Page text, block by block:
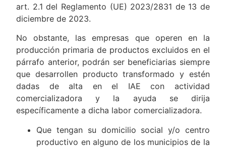
art. 2.1 del Reglamento (UE) 2023/2831 de 13 de
diciembre de 2023.
No obstante, las empresas que operen en la
producción primaria de productos excluidos en el
párrafo anterior, podrán ser beneficiarias siempre
que desarrollen producto transformado y estén
dadas de alta en el IAE con actividad
comercializadora y la ayuda se dirija
específicamente a dicha labor comercializadora.
Que tengan su domicilio social y/o centro
productivo en alguno de los municipios de la